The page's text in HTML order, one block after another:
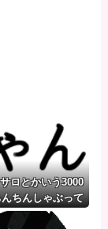
ロとかいう3000
ちんしゃぶって
場所wwww